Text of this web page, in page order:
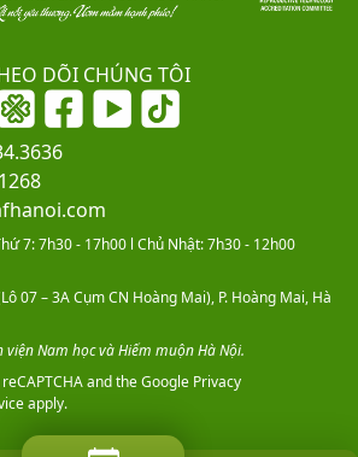
DÕI CHÚNG TÔI
and the GooglePrivacy
apply.
7: 7h30 - 17h00 l Chủ Nhật: 7h30 - 12h00
07 – 3A Cụm CN Hoàng Mai), P. Hoàng Mai, Hà
viện Nam học và Hiếm muộn Hà Nội.